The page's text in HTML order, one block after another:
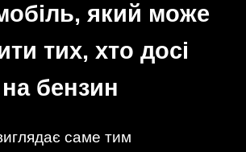
який може
тих, хто досі
бензин
саме тим